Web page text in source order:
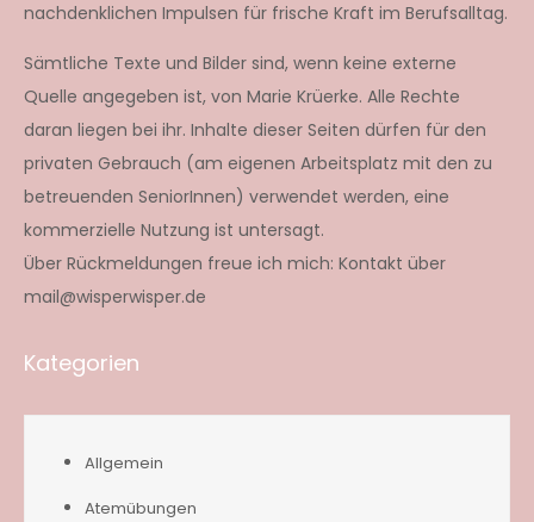
nachdenklichen Impulsen für frische Kraft im Berufsalltag.
Sämtliche Texte und Bilder sind, wenn keine externe
Quelle angegeben ist, von Marie Krüerke. Alle Rechte
daran liegen bei ihr. Inhalte dieser Seiten dürfen für den
privaten Gebrauch (am eigenen Arbeitsplatz mit den zu
betreuenden SeniorInnen) verwendet werden, eine
kommerzielle Nutzung ist untersagt.
Über Rückmeldungen freue ich mich: Kontakt über
mail@wisperwisper.de
Kategorien
Allgemein
Atemübungen